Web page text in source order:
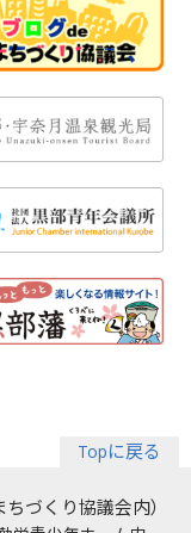
Topに戻る
ちづくり協議会内）